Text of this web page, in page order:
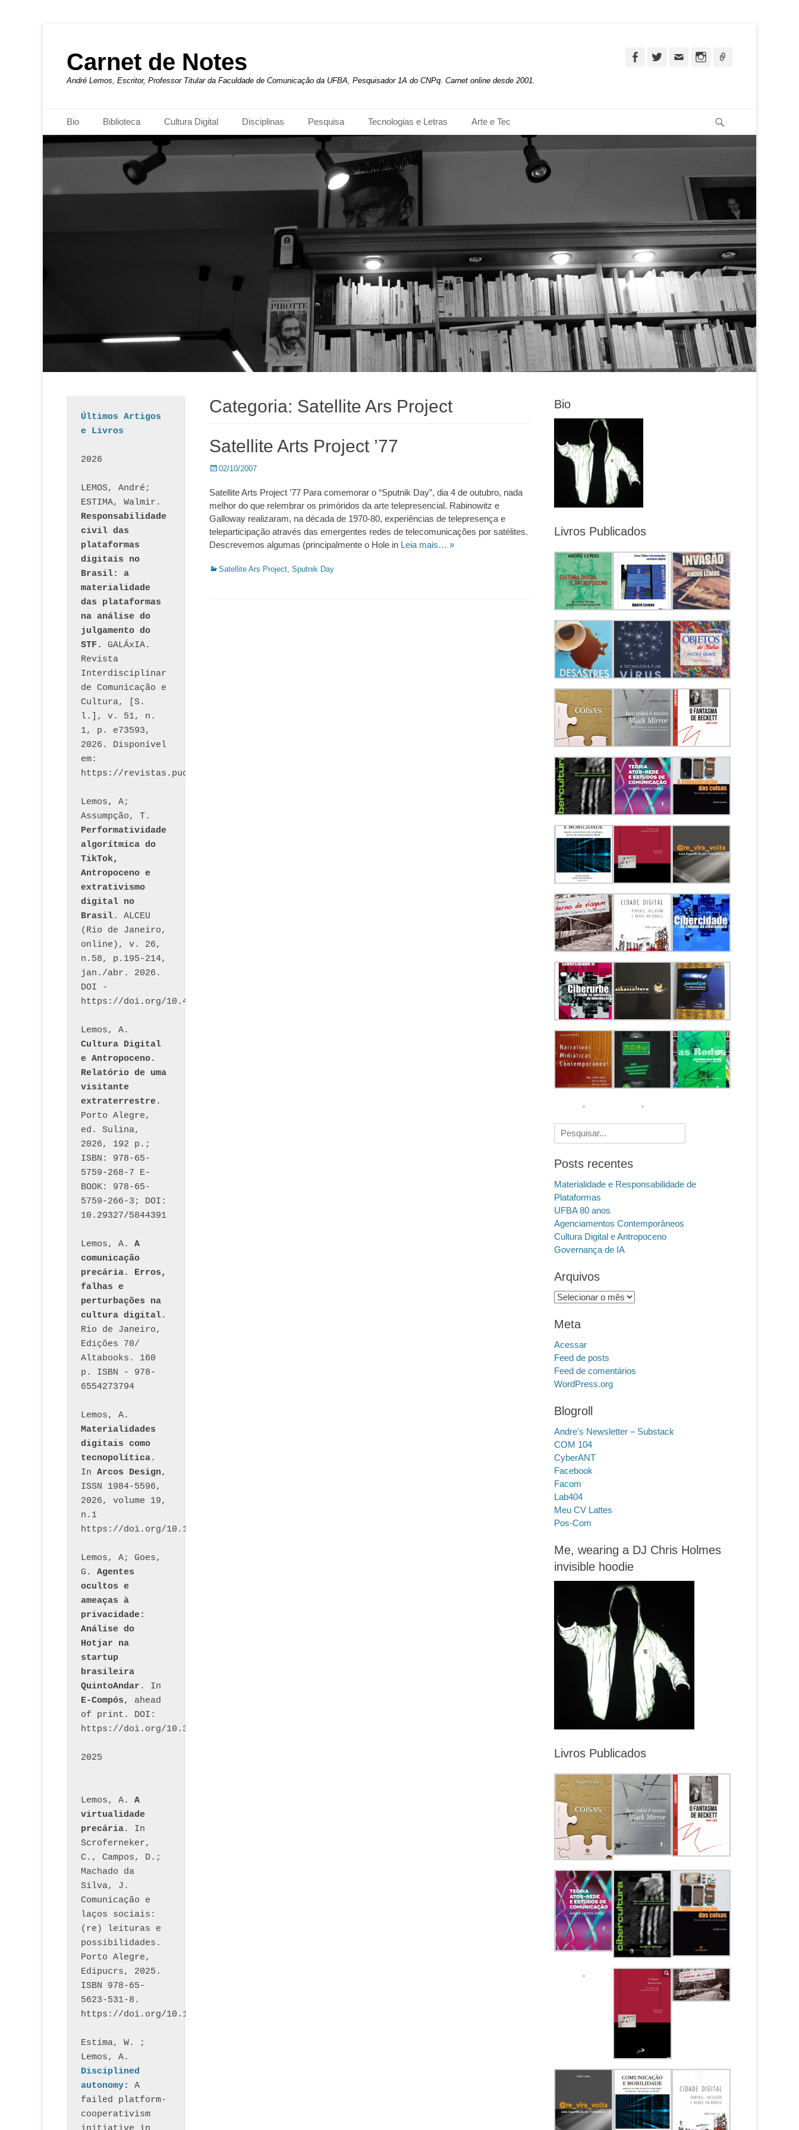
Carnet de Notes
André Lemos, Escritor, Professor Titular da Faculdade de Comunicação da UFBA, Pesquisador 1A do CNPq. Carnet online desde 2001.
FacebookTwitterEmail Instagram
Menu principal
para
o
Bio Biblioteca Cultura Digital Disciplinas Pesquisa Tecnologias e Letras Arte e Tec
Categoria: Satellite Ars Project
Satellite Arts Project ’77
Posted
02/10/2007
Satellite Arts Project ’77 Para comemorar o “Sputnik Day”, dia 4 de outubro, nada
melhor do que relembrar os primóridos da arte telepresencial. Rabinowitz e
Galloway realizaram, na década de 1970-80, experiências de telepresença e
teleparticipação através das emergentes redes de telecomunicações por satélites.
Descrevemos algumas (principalmente o Hole in Leia mais… »
Categorias:
Satellite Ars Project, Sputnik Day
Bio
Livros Publicados
Pesquisar
por:
Posts recentes
Materialidade e Responsabilidade de
Plataformas
UFBA 80 anos
Agenciamentos Contemporâneos
Cultura Digital e Antropoceno
Governança de IA
Arquivos
Arquivos
Meta
Acessar
Feed de posts
Feed de comentários
WordPress.org
Blogroll
Andre's Newsletter – Substack
COM 104
CyberANT
Facebook
Facom
Lab404
Meu CV Lattes
Pos-Com
Me, wearing a DJ Chris Holmes
invisible hoodie
Livros Publicados
Últimos Artigos
e Livros
2026
LEMOS, André;
Responsabilidade
civil das
plataformas
digitais no
Brasil: a
materialidade
das plataformas
na análise do
julgamento do
STF.
GALÁxIA.
Revista
Interdisciplinar
de Comunicação e
Cultura, [S.
l.], v. 51, n.
1, p. e73593,
2026. Disponível
em:
Lemos, A;
Performatividade
algorítmica do
TikTok,
Antropoceno e
extrativismo
digital no
Brasil. ALCEU
(Rio de Janeiro,
online), v. 26,
n.58, p.195-214,
jan./abr. 2026.
DOI -
https://doi.org/10.46391/ALCEU.v26.ed58.2026.528
Cultura Digital
e Antropoceno.
Relatório de uma
visitante
extraterrestre.
Porto Alegre,
ed. Sulina,
2026, 192 p.;
ISBN: 978-65-
5759-268-7 E-
BOOK: 978-65-
5759-266-3; DOI:
10.29327/5844391
Lemos, A. A
comunicação
precária. Erros,
falhas e
perturbações na
cultura digital.
Rio de Janeiro,
Edições 70/
Altabooks. 160
p. ISBN - 978-
6554273794
Materialidades
digitais como
tecnopolítica.
In Arcos Design,
ISSN 1984-5596,
2026, volume 19,
n.1
https://doi.org/10.12957/arcosdesign.2026.95390
Lemos, A; Goes,
G. Agentes
ocultos e
ameaças à
privacidade:
Análise do
Hotjar na
startup
brasileira
QuintoAndar
E-Compós, ahead
of print. DOI:
https://doi.org/10.30962/ecomps.3231
2025
Lemos, A. A
virtualidade
precária. In
Scroferneker,
C., Campos, D.;
Machado da
Silva, J.
Comunicação e
laços sociais:
(re) leituras e
possibilidades.
Porto Alegre,
Edipucrs, 2025.
ISBN 978-65-
5623-531-8.
https://doi.org/10.15448/1877.3
Estima, W. ;
Lemos, A.
Disciplined
autonomy: A
failed platform-
cooperativism